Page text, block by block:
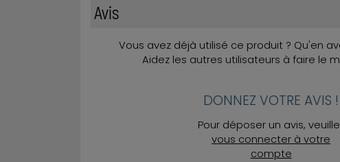
Avis
Vous avez déjà utilisé ce produit ? Qu'en
Aidez les autres utilisateurs à faire le
DONNEZ VOTRE AVIS !
Pour déposer un avis,
vous connecter à votre
compte